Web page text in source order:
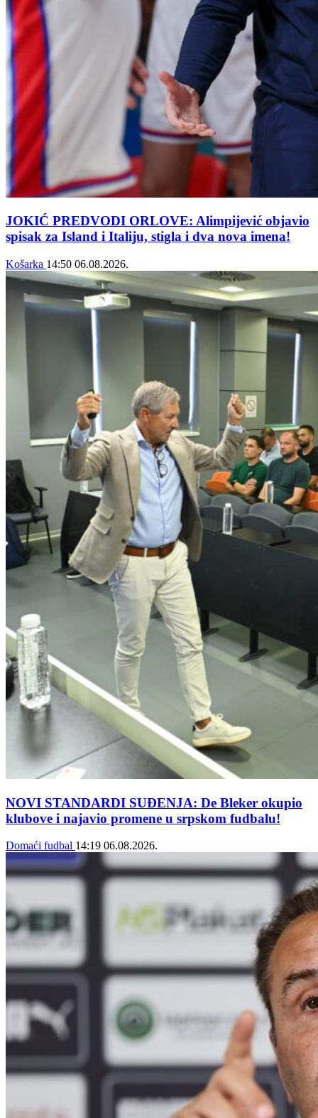
JOKIĆ PREDVODI ORLOVE: Alimpijević objavio
spisak za Island i Italiju, stigla i dva nova imena!
Košarka 14:50 06.08.2026.
NOVI STANDARDI SUĐENJA: De Bleker okupio
klubove i najavio promene u srpskom fudbalu!
Domaći fudbal 14:19 06.08.2026.